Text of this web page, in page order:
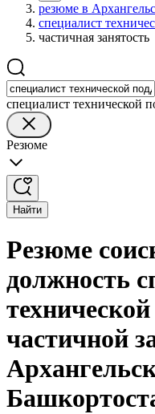
резюме в
специалист
частичная занятость
специалист технической
Резюме
Найти
Резюме
должность
частичной